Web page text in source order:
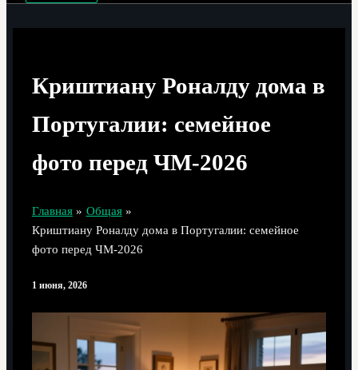
Криштиану Роналду дома в
Португалии: семейное
фото перед ЧМ‑2026
Главная
Общая
Криштиану Роналду дома в Португалии: семейное
фото перед ЧМ‑2026
1 июня, 2026